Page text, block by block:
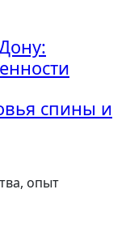
спины и
опыт